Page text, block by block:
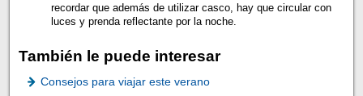
recordar que además de utilizar casco, hay que circular con
luces y prenda reflectante por la noche.
También le puede interesar
Consejos para viajar este verano